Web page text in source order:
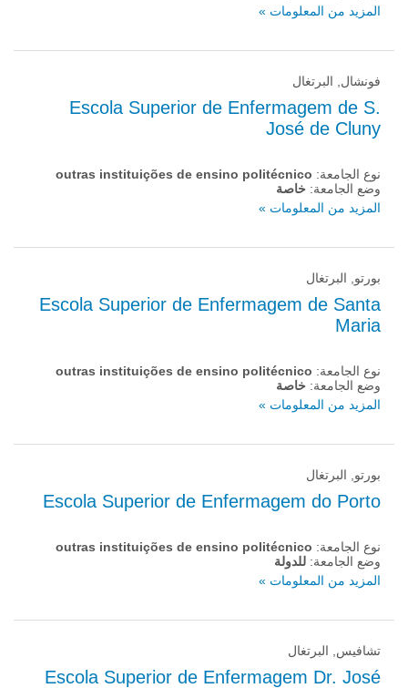
المزيد من المعلومات »
فونشال, البرتغال
Escola Superior de Enfermagem de S.
José de Cluny
نوع الجامعة: outras instituições de ensino politécnico
وضع الجامعة: خاصة
المزيد من المعلومات »
بورتو, البرتغال
Escola Superior de Enfermagem de Santa
Maria
نوع الجامعة: outras instituições de ensino politécnico
وضع الجامعة: خاصة
المزيد من المعلومات »
بورتو, البرتغال
Escola Superior de Enfermagem do Porto
نوع الجامعة: outras instituições de ensino politécnico
وضع الجامعة: للدولة
المزيد من المعلومات »
تشافيس, البرتغال
Escola Superior de Enfermagem Dr. José